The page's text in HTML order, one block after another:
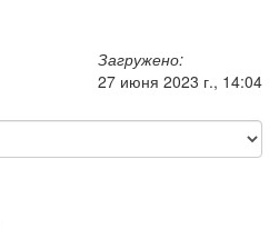
Загружено:
27 июня 2023 г., 14:04